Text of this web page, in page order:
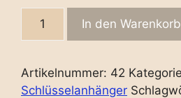
quantity
In den Warenkorb
Artikelnummer: 42
Schlüsselanhänger